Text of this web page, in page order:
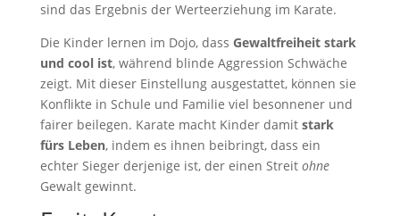
sind das Ergebnis der Werteerziehung im Karate.
Die Kinder lernen im Dojo, dass Gewaltfreiheit stark
und cool ist, während blinde Aggression Schwäche
zeigt. Mit dieser Einstellung ausgestattet, können sie
Konflikte in Schule und Familie viel besonnener und
fairer beilegen. Karate macht Kinder damit stark
fürs Leben, indem es ihnen beibringt, dass ein
echter Sieger derjenige ist, der einen Streit ohne
Gewalt gewinnt.